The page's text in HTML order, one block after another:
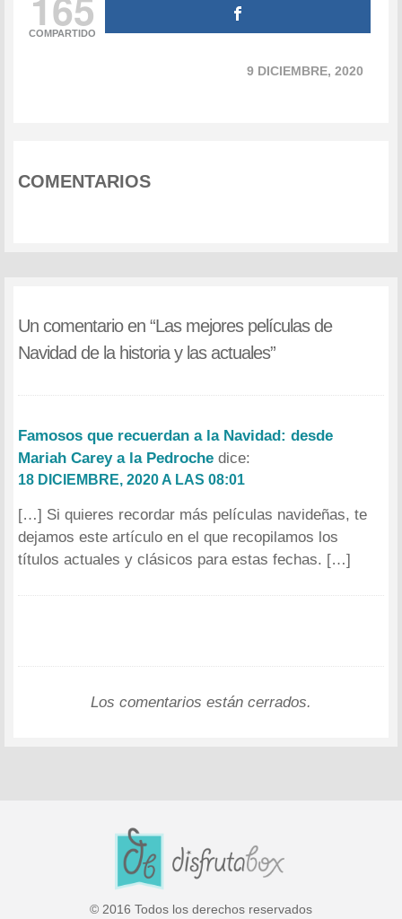
COMPARTIDO
9 DICIEMBRE, 2020
COMENTARIOS
Un comentario en “Las mejores películas de
Navidad de la historia y las actuales”
Famosos que recuerdan a la Navidad: desde
Mariah Carey a la Pedroche dice:
18 DICIEMBRE, 2020 A LAS 08:01
[…] Si quieres recordar más películas navideñas, te
dejamos este artículo en el que recopilamos los
títulos actuales y clásicos para estas fechas. […]
Los comentarios están cerrados.
© 2016 Todos los derechos reservados